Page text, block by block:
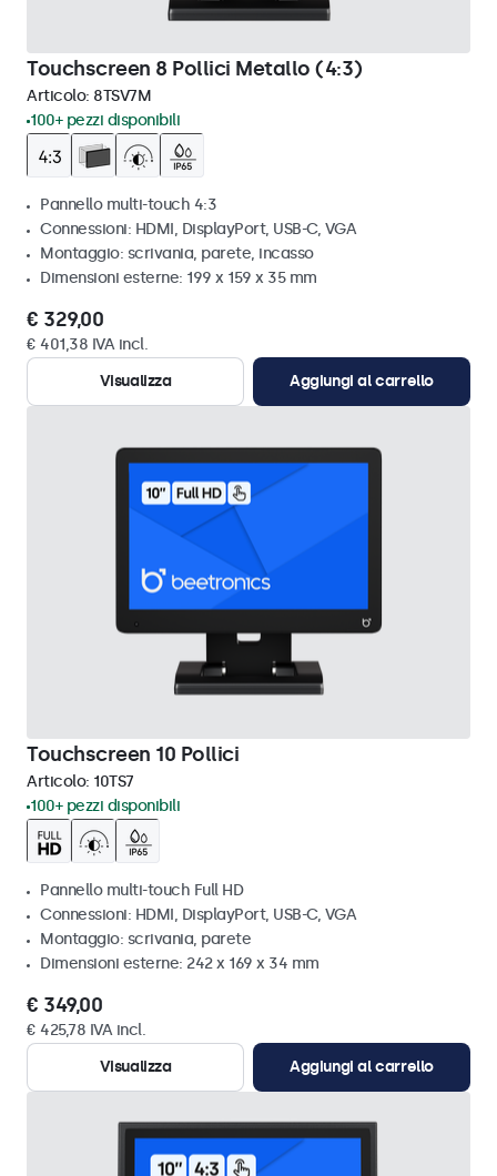
Touchscreen 8 Pollici Metallo (4:3)
Articolo: 8TSV7M
100+ pezzi disponibili
Pannello multi-touch 4:3
Connessioni: HDMI, DisplayPort, USB-C, VGA
Montaggio: scrivania, parete, incasso
Dimensioni esterne: 199 x 159 x 35 mm
€ 329,00
€ 401,38 IVA incl.
Visualizza
Aggiungi al carrello
Touchscreen 10 Pollici
Articolo: 10TS7
100+ pezzi disponibili
Pannello multi-touch Full HD
Connessioni: HDMI, DisplayPort, USB-C, VGA
Montaggio: scrivania, parete
Dimensioni esterne: 242 x 169 x 34 mm
€ 349,00
€ 425,78 IVA incl.
Visualizza
Aggiungi al carrello